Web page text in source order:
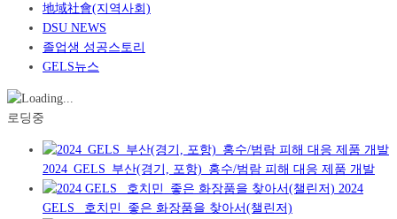
地域社會(지역사회)
DSU NEWS
졸업생 성공스토리
GELS뉴스
로딩중
2024_GELS_부산(경기, 포항)_홍수/범람 피해 대응 제품 개발
2024
GELS _호치민_좋은 화장품을 찾아서(챌린저)